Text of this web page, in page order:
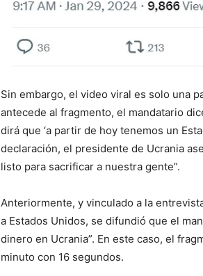
Sin embargo, el video viral es solo una
antecede al fragmento, el mandatario
dirá que ‘a partir de hoy tenemos un
declaración, el presidente de Ucrania
listo para sacrificar a nuestra gente”.
Anteriormente, y vinculado a la
a Estados Unidos, se difundió que el
dinero en Ucrania”. En este caso, el
minuto con 16 segundos.